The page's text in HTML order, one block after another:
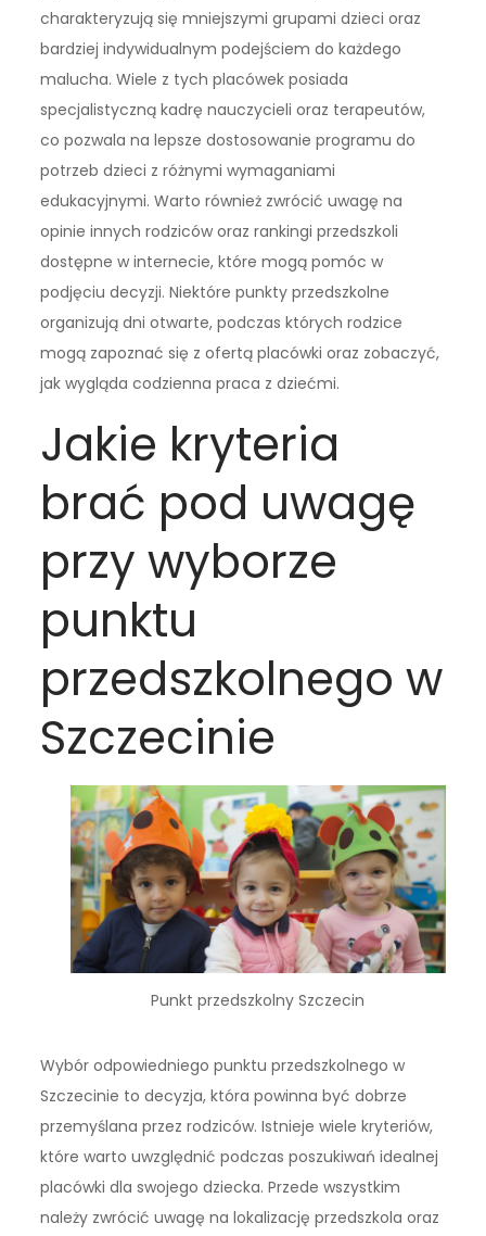
charakteryzują się mniejszymi grupami dzieci oraz
bardziej indywidualnym podejściem do każdego
malucha. Wiele z tych placówek posiada
specjalistyczną kadrę nauczycieli oraz terapeutów,
co pozwala na lepsze dostosowanie programu do
potrzeb dzieci z różnymi wymaganiami
edukacyjnymi. Warto również zwrócić uwagę na
opinie innych rodziców oraz rankingi przedszkoli
dostępne w internecie, które mogą pomóc w
podjęciu decyzji. Niektóre punkty przedszkolne
organizują dni otwarte, podczas których rodzice
mogą zapoznać się z ofertą placówki oraz zobaczyć,
jak wygląda codzienna praca z dziećmi.
Jakie kryteria
brać pod uwagę
przy wyborze
punktu
przedszkolnego w
Szczecinie
Punkt przedszkolny Szczecin
Wybór odpowiedniego punktu przedszkolnego w
Szczecinie to decyzja, która powinna być dobrze
przemyślana przez rodziców. Istnieje wiele kryteriów,
które warto uwzględnić podczas poszukiwań idealnej
placówki dla swojego dziecka. Przede wszystkim
należy zwrócić uwagę na lokalizację przedszkola oraz